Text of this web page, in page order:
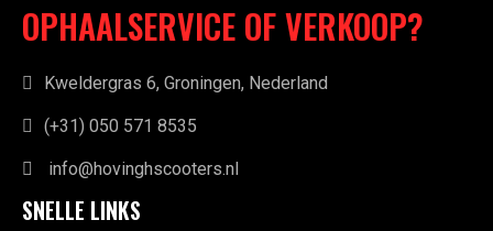
OPHAALSERVICE OF VERKOOP?
Kweldergras 6, Groningen, Nederland
(+31) 050 571 8535
info@hovinghscooters.nl
SNELLE LINKS